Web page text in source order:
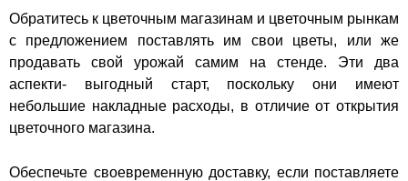
Обратитесь к цветочным магазинам и цветочным рынкам
с предложением поставлять им свои цветы, или же
продавать свой урожай самим на стенде. Эти два
аспекти- выгодный старт, поскольку они имеют
небольшие накладные расходы, в отличие от открытия
цветочного магазина.
Обеспечьте своевременную доставку, если поставляете